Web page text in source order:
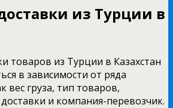
из Турции в
товаров из Турции в Казахстан
в зависимости от ряда
вес груза, тип товаров,
и компания-перевозчик.